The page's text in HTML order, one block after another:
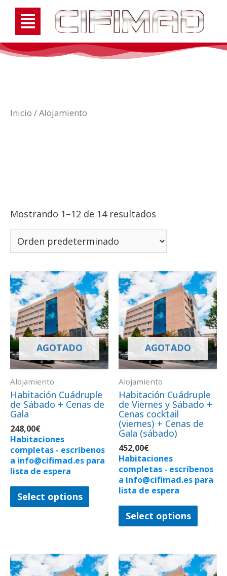
Inicio / Alojamiento
Mostrando 1–12 de 14 resultados
AGOTADO
Alojamiento
Habitación Cuádruple
de Sábado + Cenas de
Gala
248,00€
Habitaciones
completas - escríbenos
a info@cifimad.es para
lista de espera
Select options
AGOTADO
Alojamiento
Habitación Cuádruple
de Viernes y Sábado +
Cenas cocktail
(viernes) + Cenas de
Gala (sábado)
452,00€
Habitaciones
completas - escríbenos
a info@cifimad.es para
lista de espera
Select options